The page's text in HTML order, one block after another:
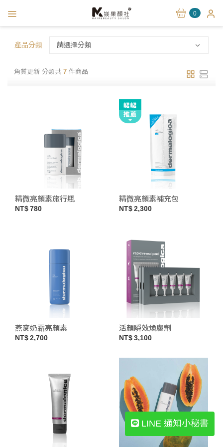
LINE 通知小秘書
0
角質更新 分類共 7 件商品
精微亮顏素旅行瓶
780
精微亮顏素補充包
2,300
燕麥奶霜亮顏素
2,700
活顏瞬效煥膚劑
3,100
產品分類 請選擇分類